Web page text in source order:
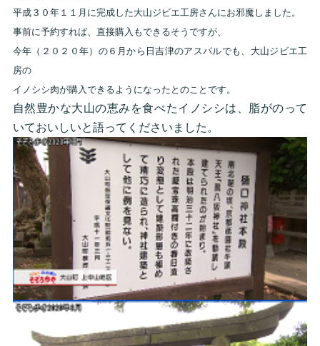
平成３０年１１月に完成した大山ジビエ工房さんにお邪魔しました。
事前に予約すれば、直接購入もできるそうですが、
今年（２０２０年）の６月から日吉津のアスパルでも、大山ジビエ工
房の
イノシシ肉が購入できるようになったとのことです。
自然豊かな大山の恵みを食べたイノシシは、脂がのって
いておいしいと語ってくださいました。